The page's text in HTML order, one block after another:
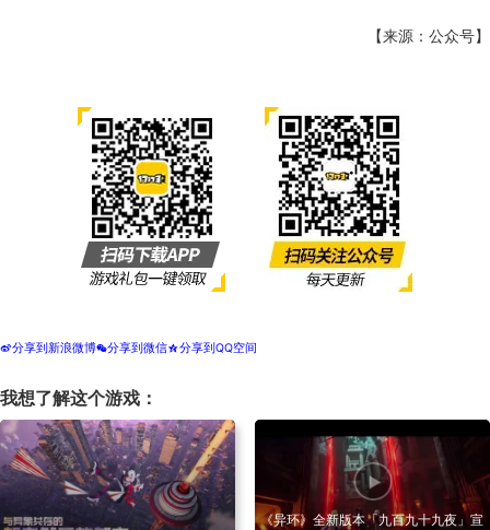
【来源：公众号】
t分享到新浪微博w分享到微信z分享到QQ空间
我想了解这个游戏：
《异环》全新版本「九百九十九夜」宣